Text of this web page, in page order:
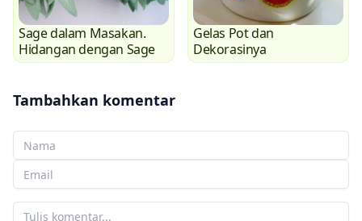
Sage dalam Masakan.
Hidangan dengan Sage
Gelas Pot dan
Dekorasinya
Tambahkan komentar
Nama Anda
Email Anda
Komentar Anda